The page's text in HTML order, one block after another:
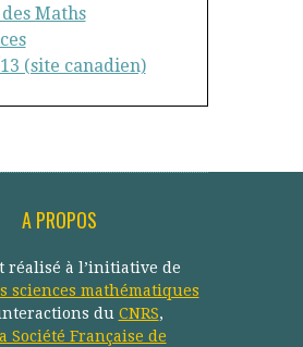
Maths
(site canadien)
A PROPOS
réalisé à l’initiative de
sciences mathématiques
du CNRS,
Société Française de